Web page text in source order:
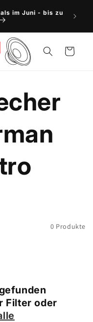
im Juni - bis zu
Warenkorb
0 Produkte
Filter oder